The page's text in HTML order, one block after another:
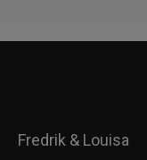
Fredrik & Louisa